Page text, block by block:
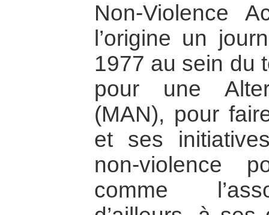
Non-Violence
l’origine un
1977 au sein du
pour une
(MAN), pour
et ses
non-violence
comme